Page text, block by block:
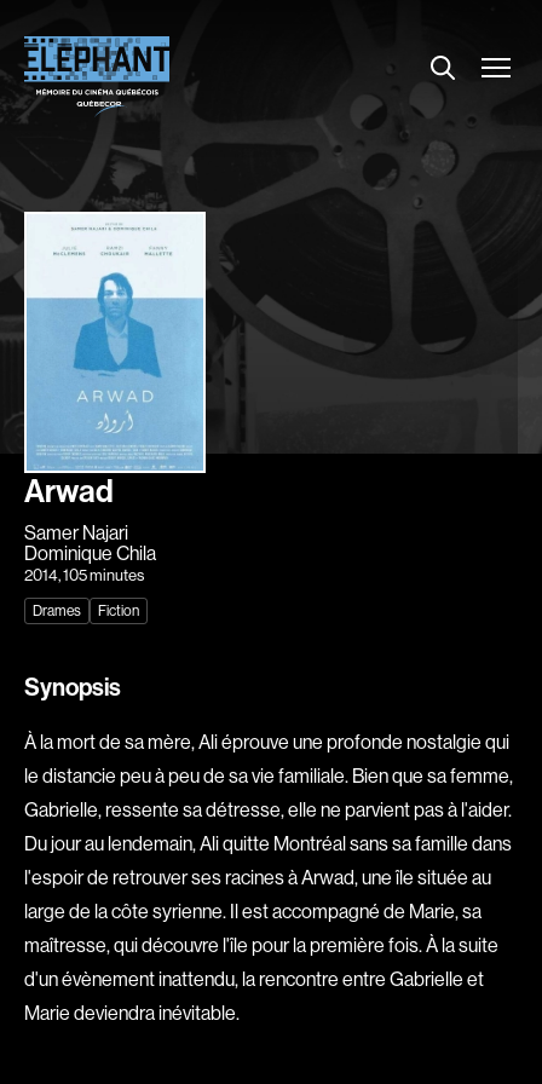
Menu
Explorer le répertoire
Projections
Entrevues
Nouvelles
À propos
Comment louer un film ?
Contact
About us
Explorer par
Genres
Action
Aventure
Biographiques
Comédies
Comédies musicales
Documentaires
Drames
Fiction
Guerre
Historiques
Horreur
Indépendants
Arwad
Samer Najari
Dominique Chila
2014, 105 minutes
Drames Fiction
Synopsis
À la mort de sa mère, Ali éprouve une profonde nostalgie qui
le distancie peu à peu de sa vie familiale. Bien que sa femme,
Gabrielle, ressente sa détresse, elle ne parvient pas à l'aider.
Du jour au lendemain, Ali quitte Montréal sans sa famille dans
l'espoir de retrouver ses racines à Arwad, une île située au
large de la côte syrienne. Il est accompagné de Marie, sa
maîtresse, qui découvre l'île pour la première fois. À la suite
d'un évènement inattendu, la rencontre entre Gabrielle et
Marie deviendra inévitable.